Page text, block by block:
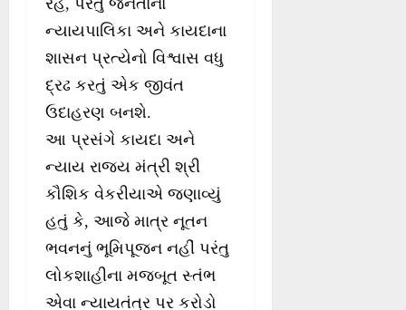
રહે, પરંતુ જનતાનો
ન્યાયપાલિકા અને કાયદાના
શાસન પ્રત્યેનો વિશ્વાસ વધુ
દ્રઢ કરતું એક જીવંત
ઉદાહરણ બનશે.
આ પ્રસંગે કાયદા અને
ન્યાય રાજ્ય મંત્રી શ્રી
કૌશિક વેકરીયાએ જણાવ્યું
હતું કે, આજે માત્ર નૂતન
ભવનનું ભૂમિપૂજન નહીં પરંતુ
લોકશાહીના મજબૂત સ્તંભ
એવા ન્યાયતંત્ર પર કરોડો